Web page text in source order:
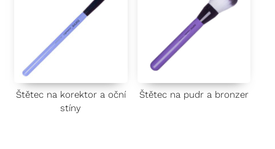
Štětec na korektor a oční
stíny
Štětec na pudr a bronzer